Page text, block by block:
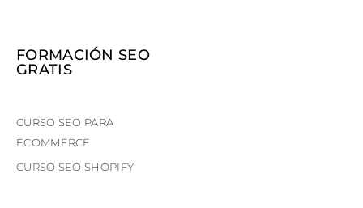
FORMACIÓN SEO
GRATIS
CURSO SEO PARA
ECOMMERCE
CURSO SEO SHOPIFY